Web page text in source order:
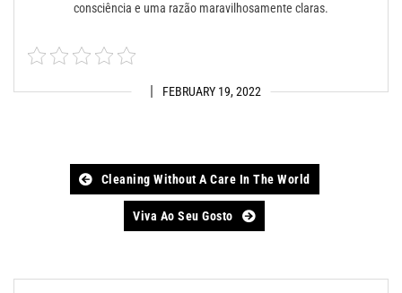
FEBRUARY 19, 2022
consciência e uma razão maravilhosamente claras.
navigation
Cleaning Without A Care In The World
Viva Ao Seu Gosto